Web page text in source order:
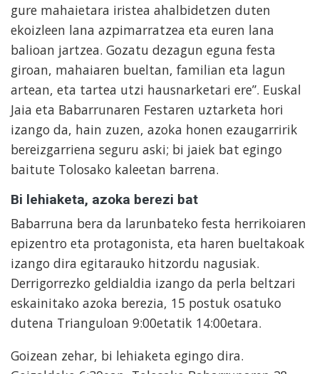
gure mahaietara iristea ahalbidetzen duten
ekoizleen lana azpimarratzea eta euren lana
balioan jartzea. Gozatu dezagun eguna festa
giroan, mahaiaren bueltan, familian eta lagun
artean, eta tartea utzi hausnarketari ere”. Euskal
Jaia eta Babarrunaren Festaren uztarketa hori
izango da, hain zuzen, azoka honen ezaugarririk
bereizgarriena seguru aski; bi jaiek bat egingo
baitute Tolosako kaleetan barrena.
Bi lehiaketa, azoka berezi bat
Babarruna bera da larunbateko festa herrikoiaren
epizentro eta protagonista, eta haren bueltakoak
izango dira egitarauko hitzordu nagusiak.
Derrigorrezko geldialdia izango da perla beltzari
eskainitako azoka berezia, 15 postuk osatuko
dutena Trianguloan 9:00etatik 14:00etara.
Goizean zehar, bi lehiaketa egingo dira.